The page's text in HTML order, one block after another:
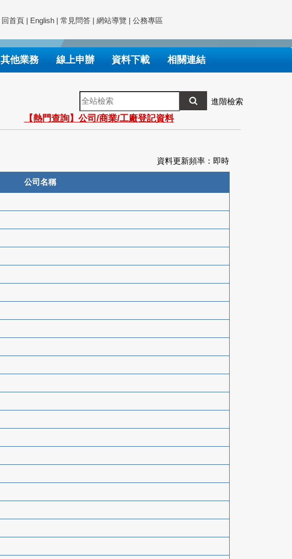
回首頁 | English | 常見問答 | 網站導覽 | 公務專區
其他業務 線上申辦 資料下載 相關連結
全
站
檢
索
進階檢索
【熱門查詢】公司/商業/工廠登記資料
資料更新頻率：即時
公司名稱